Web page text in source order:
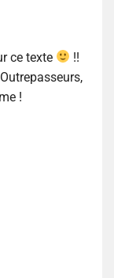
ce texte
!!
!